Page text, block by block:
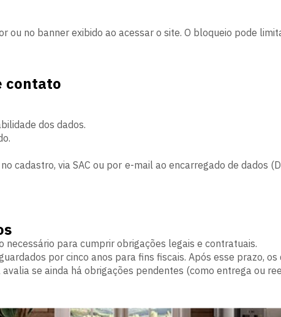
ou no banner exibido ao acessar o site. O bloqueio pode
contato
dos dados.
cadastro, via SAC ou por e-mail ao encarregado de dados
para cumprir obrigações legais e contratuais.
por cinco anos para fins fiscais. Após esse prazo,
se ainda há obrigações pendentes (como entrega ou